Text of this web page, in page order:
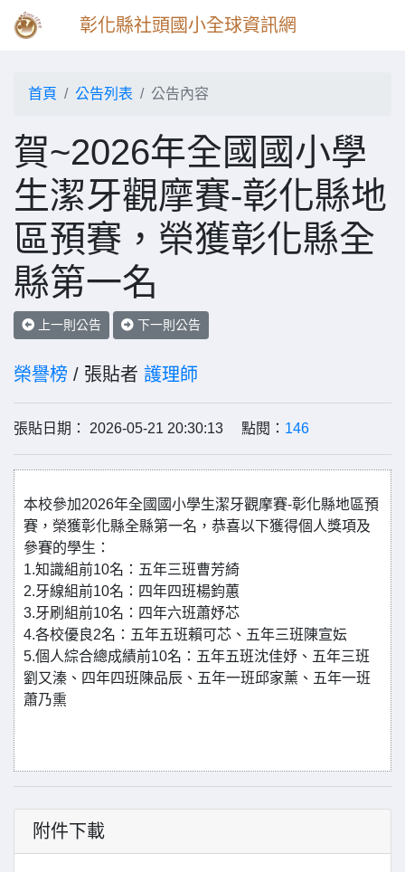
彰化縣社頭國小全球資訊網
首頁 公告列表 公告內容
賀~2026年全國國小學
生潔牙觀摩賽-彰化縣地
區預賽，榮獲彰化縣全
縣第一名
上一則公告 下一則公告
榮譽榜 / 張貼者 護理師
張貼日期： 2026-05-21 20:30:13 點閱： 146
本校參加2026年全國國小學生潔牙觀摩賽-彰化縣地區預
賽，榮獲彰化縣全縣第一名，恭喜以下獲得個人獎項及
參賽的學生：
1.知識組前10名：五年三班曹芳綺
2.牙線組前10名：四年四班楊鈞蕙
3.牙刷組前10名：四年六班蕭妤芯
4.各校優良2名：五年五班賴可芯、五年三班陳宣妘
5.個人綜合總成績前10名：五年五班沈佳妤、五年三班
劉又溱、四年四班陳品辰、五年一班邱家薰、五年一班
蕭乃熏
附件下載